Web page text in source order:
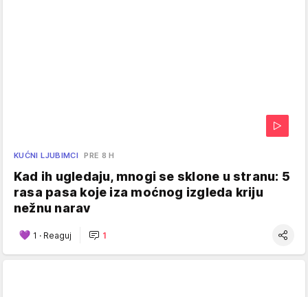
KUĆNI LJUBIMCI PRE 8 H
Kad ih ugledaju, mnogi se sklone u stranu: 5
rasa pasa koje iza moćnog izgleda kriju
nežnu narav
1 · Reaguj 1